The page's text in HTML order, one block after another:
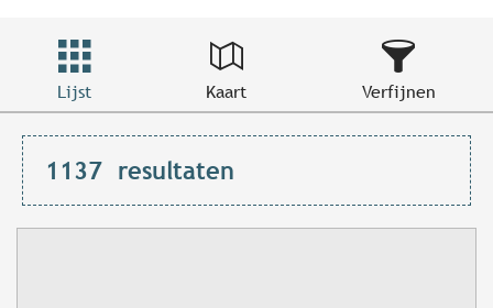
Lijst Kaart Verfijnen
1137 resultaten